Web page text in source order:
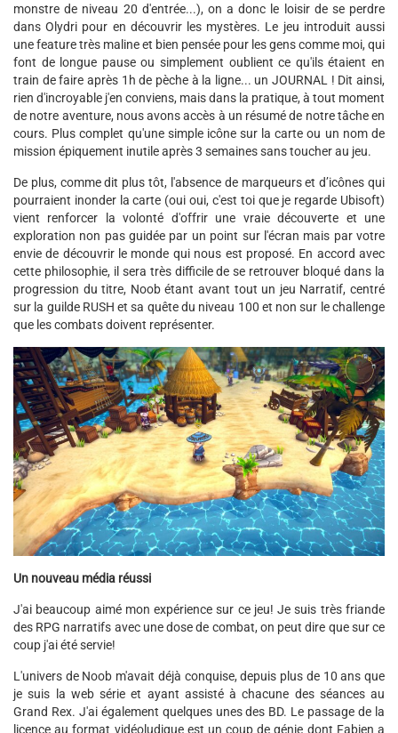
monstre de niveau 20 d'entrée...), on a donc le loisir de se perdre
dans Olydri pour en découvrir les mystères. Le jeu introduit aussi
une feature très maline et bien pensée pour les gens comme moi, qui
font de longue pause ou simplement oublient ce qu'ils étaient en
train de faire après 1h de pèche à la ligne... un JOURNAL ! Dit ainsi,
rien d'incroyable j'en conviens, mais dans la pratique, à tout moment
de notre aventure, nous avons accès à un résumé de notre tâche en
cours. Plus complet qu'une simple icône sur la carte ou un nom de
mission épiquement inutile après 3 semaines sans toucher au jeu.
De plus, comme dit plus tôt, l'absence de marqueurs et d’icônes qui
pourraient inonder la carte (oui oui, c'est toi que je regarde Ubisoft)
vient renforcer la volonté d'offrir une vraie découverte et une
exploration non pas guidée par un point sur l'écran mais par votre
envie de découvrir le monde qui nous est proposé. En accord avec
cette philosophie, il sera très difficile de se retrouver bloqué dans la
progression du titre, Noob étant avant tout un jeu Narratif, centré
sur la guilde RUSH et sa quête du niveau 100 et non sur le challenge
que les combats doivent représenter.
Un nouveau média réussi
J'ai beaucoup aimé mon expérience sur ce jeu! Je suis très friande
des RPG narratifs avec une dose de combat, on peut dire que sur ce
coup j'ai été servie!
L'univers de Noob m'avait déjà conquise, depuis plus de 10 ans que
je suis la web série et ayant assisté à chacune des séances au
Grand Rex. J'ai également quelques unes des BD. Le passage de la
licence au format vidéoludique est un coup de génie dont Fabien a